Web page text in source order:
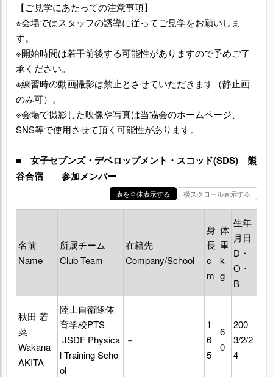
【ご見学にあたっての注意事項】
※会場ではスタッフの誘導に従ってご見学をお願いしま
す。
※開始時間は若干前後する可能性がありますので予めご了
承ください。
※練習時の動画撮影は禁止とさせていただきます（静止画
のみ可）。
※会場で撮影した映像や写真は当協会のホームページ、
SNS等で使用させて頂く可能性があります。
■ 女子セブンズ・デベロップメント・スコッド(SDS) 熊
谷合宿 参加メンバー
表を全体表示する 横スクロール表示する
名前
Name
所属チーム
Club Team
在籍先
Company/School
身
長
c
m
体
重
k
g
生年
月日
D・
O・
B
秋田 若
菜
Wakana
AKITA
陸上自衛隊体
育学校PTS
JSDF Physica
l Training Scho
ol
－
1
6
5
6
0
200
3/2/2
4